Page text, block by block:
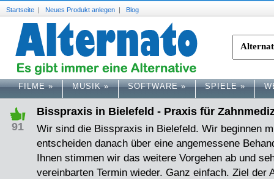
Startseite | Neues Produkt anlegen | Blog
FILME» MUSIK» SOFTWARE» SPIELE»
91
Bisspraxis in Bielefeld - Praxis für
Wir sind die Bisspraxis in Bielefeld. Wir beginnen
entscheiden danach über eine angemessene
Ihnen stimmen wir das weitere Vorgehen ab und
vereinbarten Termin wieder. Ganz einfach. Ziel der